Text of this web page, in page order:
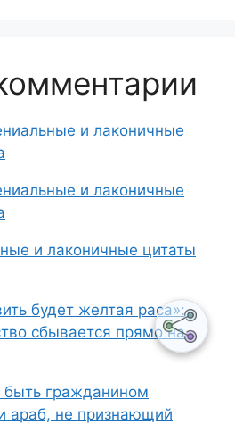
и лаконичные
и лаконичные
и лаконичные цитаты
будет желтая раса»:
сбывается прямо на
гражданином
араб, не признающий